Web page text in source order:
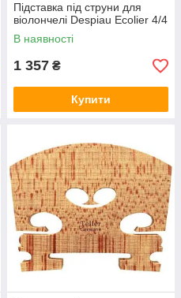
Підставка під струни для
віолончелі Despiau Ecolier 4/4
В наявності
1 357 ₴
Купити